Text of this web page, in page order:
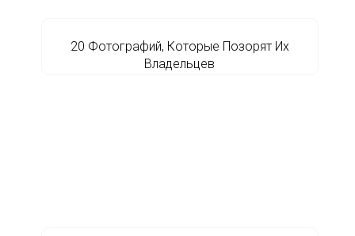
20 Фотографий, Которые Позорят Их
Владельцев